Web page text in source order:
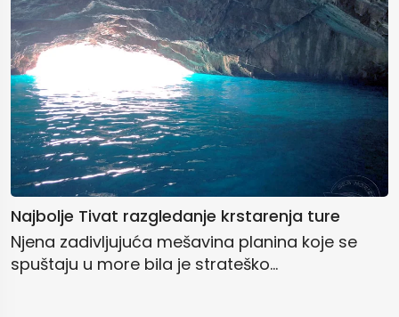
Najbolje Tivat razgledanje krstarenja ture
Njena zadivljujuća mešavina planina koje se
spuštaju u more bila je strateško...